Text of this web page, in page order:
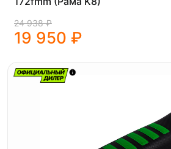
24 938 ₽
19 950 ₽